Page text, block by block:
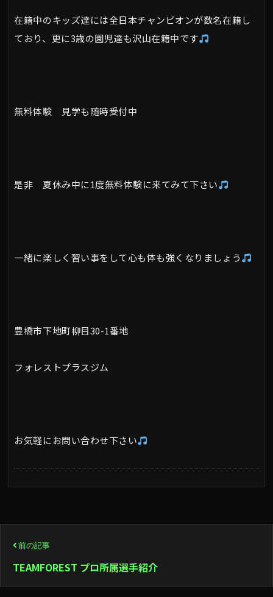
在籍中のキッズ達には全日本チャンピオンが数名在籍し
ており、更に3歳の園児達も沢山在籍中です
無料体験 見学も随時受付中
是非 夏休み中に1度無料体験に来てみて下さい
一緒に楽しく習い事をして心も体も強くなりましょう
豊橋市下地町柳目30-1番地
フォレストプラスジム
お気軽にお問い合わせ下さい
稿
ナ
前の記事
TEAMFOREST プロ所属選手紹介